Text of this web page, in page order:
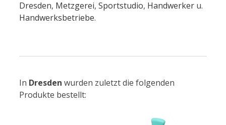
Dresden, Metzgerei, Sportstudio, Handwerker u.
Handwerksbetriebe.
In Dresden wurden zuletzt die folgenden
Produkte bestellt: